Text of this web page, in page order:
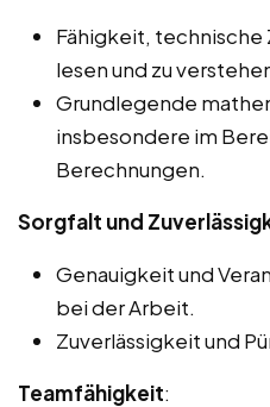
Fähigkeit, technische
lesen und zu
Grundlegende
insbesondere im
Berechnungen.
Sorgfalt und
Genauigkeit und
bei der Arbeit.
Zuverlässigkeit und
Teamfähigkeit: